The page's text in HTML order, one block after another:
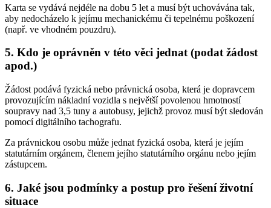
Karta se vydává nejdéle na dobu 5 let a musí být uchovávána tak,
aby nedocházelo k jejímu mechanickému či tepelnému poškození
(např. ve vhodném pouzdru).
5. Kdo je oprávněn v této věci jednat (podat žádost
apod.)
Žádost podává fyzická nebo právnická osoba, která je dopravcem
provozujícím nákladní vozidla s největší povolenou hmotností
soupravy nad 3,5 tuny a autobusy, jejichž provoz musí být sledován
pomocí digitálního tachografu.
Za právnickou osobu může jednat fyzická osoba, která je jejím
statutárním orgánem, členem jejího statutárního orgánu nebo jejím
zástupcem.
6. Jaké jsou podmínky a postup pro řešení životní
situace